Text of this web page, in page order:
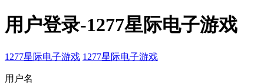
用户登录-1277星际电子游戏
1277星际电子游戏 1277星际电子游戏
用户名